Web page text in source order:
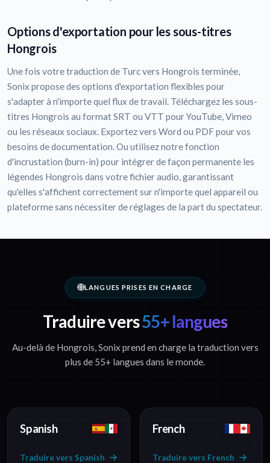
Options d'exportation pour les sous-titres
Hongrois
Une fois votre traduction de Turc vers Hongrois terminée,
Sonix propose des options d'exportation flexibles pour
s'adapter à n'importe quel flux de travail. Téléchargez les sous-
titres Hongrois au format SRT ou VTT pour YouTube, Vimeo
ou les réseaux sociaux. Exportez vers Word ou PDF pour vos
besoins de documentation. Ou utilisez notre fonction
d'incrustation (burn-in) pour intégrer de façon permanente les
légendes Hongrois dans votre fichier audio, garantissant
qu'elles s'affichent correctement sur n'importe quel appareil ou
plateforme sans nécessiter de réglages de la part du spectateur.
LANGUES PRISES EN CHARGE
Traduire vers55+ langues
Au-delà de Hongrois, Sonix prend en charge la traduction vers
plus de 55+ langues dans le monde.
Spanish
Traduire vers Spanish
French
Traduire vers French